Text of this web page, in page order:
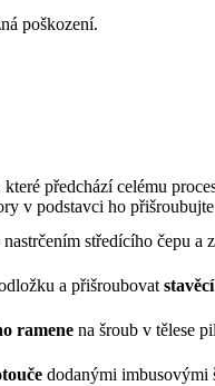
poškození.
předchází celému
v podstavci ho
středícího čepu a
a přišroubovat
ramene na šroub v tělese
dodanými imbusovými